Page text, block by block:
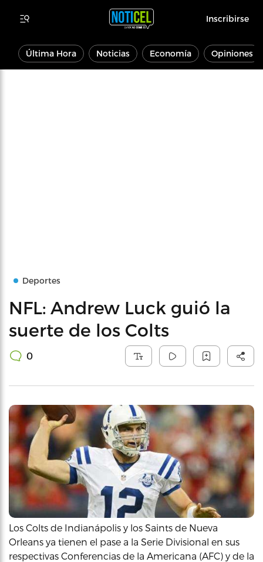
Inscribirse
Última Hora Noticias Economía Opiniones
Deportes
NFL: Andrew Luck guió la
suerte de los Colts
0
Los Colts de Indianápolis y los Saints de Nueva
Orleans ya tienen el pase a la Serie Divisional en sus
respectivas Conferencias de la Americana (AFC) y de la